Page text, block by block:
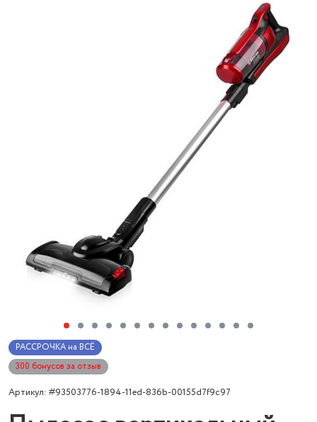
РАССРОЧКА на ВСЁ
300 бонусов за отзыв
Артикул: #93503776-1894-11ed-836b-00155d7f9c97